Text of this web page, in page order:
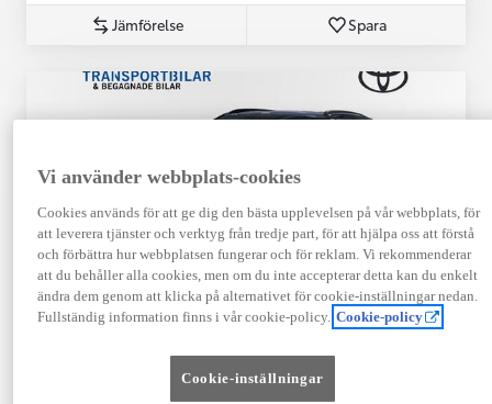
Jämförelse Spara
Toyota Yaris Cross
Toyota Yaris Cross 1,5 Hybrid Adventure Drag V-Hjul
Vi använder webbplats-cookies
Cookies används för att ge dig den bästa upplevelsen på vår webbplats, för
att leverera tjänster och verktyg från tredje part, för att hjälpa oss att förstå
och förbättra hur webbplatsen fungerar och för reklam. Vi rekommenderar
att du behåller alla cookies, men om du inte accepterar detta kan du enkelt
ändra dem genom att klicka på alternativet för cookie-inställningar nedan.
Fullständig information finns i vår cookie-policy. Cookie-policy
Cookie-inställningar